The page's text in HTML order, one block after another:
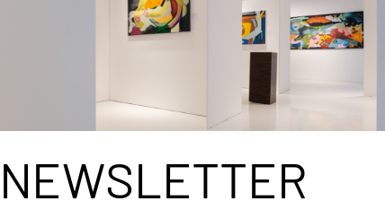
NEWSLETTER